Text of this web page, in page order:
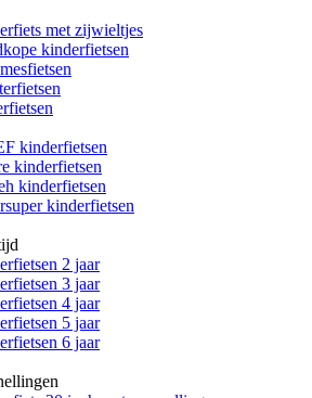
met zijwieltjes
kinderfietsen
kinderfietsen
kinderfietsen
kinderfietsen
kinderfietsen
2 jaar
3 jaar
4 jaar
5 jaar
6 jaar